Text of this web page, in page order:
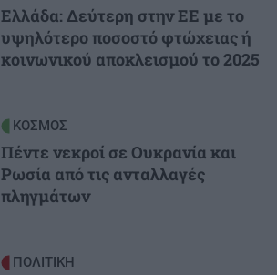
Ελλάδα: Δεύτερη στην ΕΕ με το
υψηλότερο ποσοστό φτώχειας ή
κοινωνικού αποκλεισμού το 2025
ΚΟΣΜΟΣ
Πέντε νεκροί σε Ουκρανία και
Ρωσία από τις ανταλλαγές
πληγμάτων
ΠΟΛΙΤΙΚΗ